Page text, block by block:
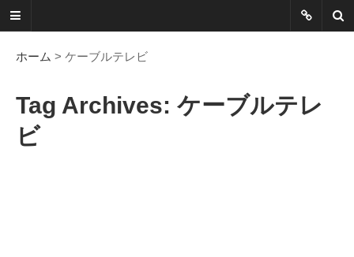
ネットに書か
れていないこ
とを綴る
Another Scape, Another
Viewpoint
ホーム > ケーブルテレビ
Tag Archives: ケーブルテレ
ビ